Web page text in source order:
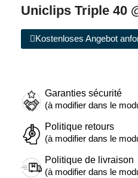
Uniclips Triple 40
Kostenloses Angebot
Garanties sécurité
(à modifier dans le
Politique retours
(à modifier dans le
Politique de livraison
(à modifier dans le